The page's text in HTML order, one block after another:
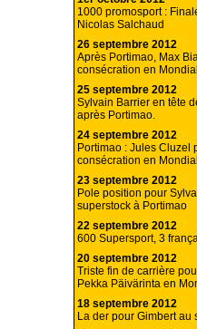
1000 promosport :
Nicolas Salchaud
26 septembre 2012
Après Portimao, Max
consécration en
25 septembre 2012
Sylvain Barrier en tête
après Portimao.
24 septembre 2012
Portimao : Jules Cluzel
consécration en
23 septembre 2012
Pole position pour
superstock à Portimao
22 septembre 2012
600 Supersport, 3
20 septembre 2012
Triste fin de carrière
Pekka Päivärinta en
18 septembre 2012
La der pour Gimbert au